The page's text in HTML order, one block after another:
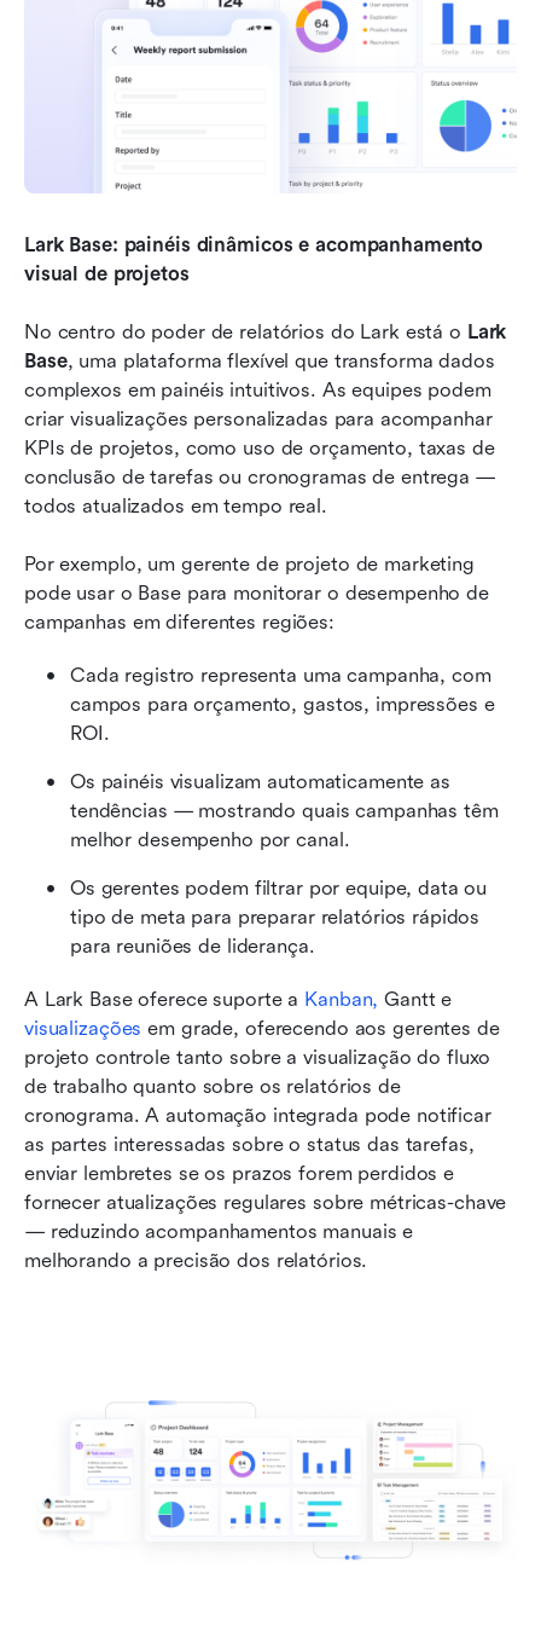
Lark Base: painéis dinâmicos e acompanhamento
visual de projetos
No centro do poder de relatórios do Lark está o Lark
Base, uma plataforma flexível que transforma dados
complexos em painéis intuitivos. As equipes podem
criar visualizações personalizadas para acompanhar
KPIs de projetos, como uso de orçamento, taxas de
conclusão de tarefas ou cronogramas de entrega —
todos atualizados em tempo real.
Por exemplo, um gerente de projeto de marketing
pode usar o Base para monitorar o desempenho de
campanhas em diferentes regiões:
Cada registro representa uma campanha, com
campos para orçamento, gastos, impressões e
ROI.
Os painéis visualizam automaticamente as
tendências — mostrando quais campanhas têm
melhor desempenho por canal.
Os gerentes podem filtrar por equipe, data ou
tipo de meta para preparar relatórios rápidos
para reuniões de liderança.
A Lark Base oferece suporte a Kanban,
visualizações em grade, oferecendo aos gerentes de
projeto controle tanto sobre a visualização do fluxo
de trabalho quanto sobre os relatórios de
cronograma. A automação integrada pode notificar
as partes interessadas sobre o status das tarefas,
enviar lembretes se os prazos forem perdidos e
fornecer atualizações regulares sobre métricas-chave
— reduzindo acompanhamentos manuais e
melhorando a precisão dos relatórios.